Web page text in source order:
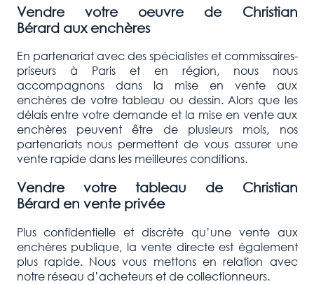
Vendre votre oeuvre de Christian
Bérardaux enchères
En partenariat avec des spécialistes et commissaires-
priseurs à Paris et en région, nous nous
accompagnons dans la mise en vente aux
enchères de votre tableau ou dessin. Alors que les
délais entre votre demande et la mise en vente aux
enchères peuvent être de plusieurs mois, nos
partenariats nous permettent de vous assurer une
vente rapide dans les meilleures conditions.
Vendre votre tableau de Christian
Bérard en vente privée
Plus confidentielle et discrète qu’une vente aux
enchères publique, la vente directe est également
plus rapide. Nous vous mettons en relation avec
notre réseau d’acheteurs et de collectionneurs.